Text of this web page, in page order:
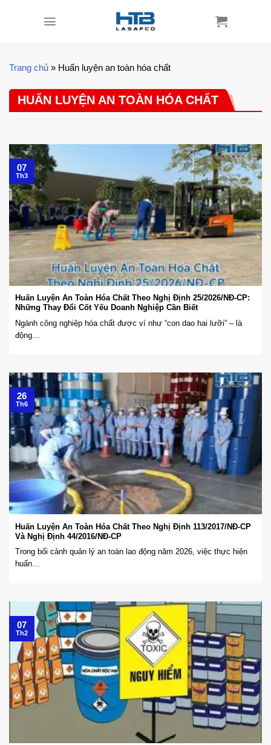
Trang chủ » Huấn luyện an toàn hóa chất
HUẤN LUYỆN AN TOÀN HÓA CHẤT
Huấn Luyện An Toàn Hóa Chất Theo Nghị Định 25/2026/NĐ-CP:
Những Thay Đổi Cốt Yếu Doanh Nghiệp Cần Biết
Ngành công nghiệp hóa chất được ví như “con dao hai lưỡi” – là
động...
07
Th3
Huấn Luyện An Toàn Hóa Chất Theo Nghị Định 113/2017/NĐ-CP
Và Nghị Định 44/2016/NĐ-CP
Trong bối cảnh quản lý an toàn lao động năm 2026, việc thực hiện
huấn...
26
Th6
07
Th2